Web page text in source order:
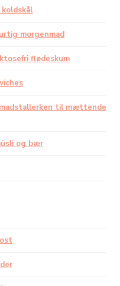
koldskål
morgenmad
flødeskum
til mættende
og bær